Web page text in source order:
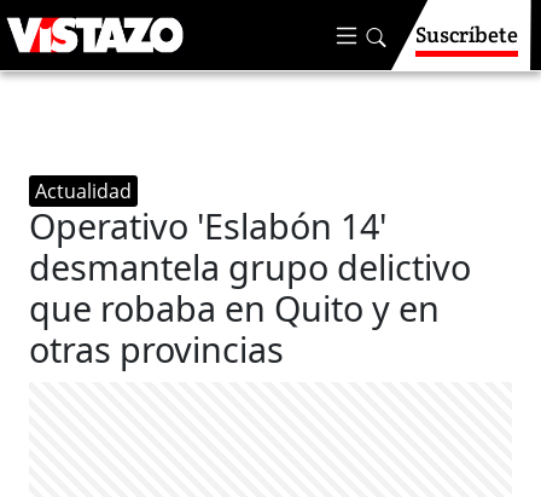
Suscríbete
Actualidad
Operativo 'Eslabón 14'
desmantela grupo delictivo
que robaba en Quito y en
otras provincias